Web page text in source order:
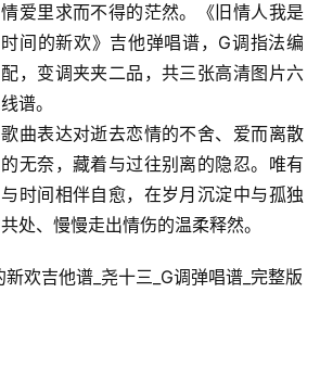
情爱里求而不得的茫然。《旧情人我是
时间的新欢》吉他弹唱谱，G调指法编
配，变调夹夹二品，共三张高清图片六
线谱。
歌曲表达对逝去恋情的不舍、爱而离散
的无奈，藏着与过往别离的隐忍。唯有
与时间相伴自愈，在岁月沉淀中与孤独
共处、慢慢走出情伤的温柔释然。